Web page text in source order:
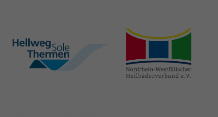
hellweg-sole-
thermen.de
heilbaeder.de